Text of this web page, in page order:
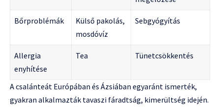
Bőrproblémák
Külső pakolás,
mosdóvíz
Sebgyógyítás
Allergia
enyhítése
Tea Tünetcsökkentés
A csalánteát Európában és Ázsiában egyaránt ismerték,
gyakran alkalmazták tavaszi fáradtság, kimerültség idején.